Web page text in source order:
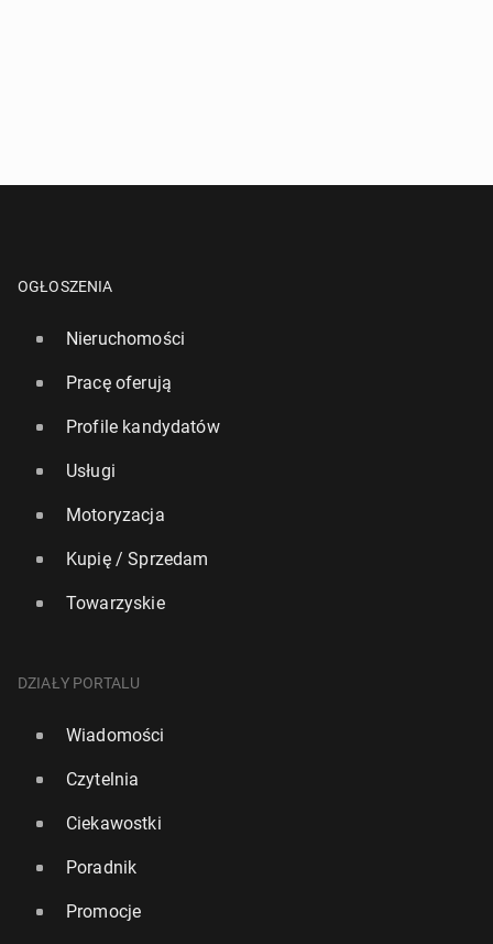
OGŁOSZENIA
Nieruchomości
Pracę oferują
Profile kandydatów
Usługi
Motoryzacja
Kupię / Sprzedam
Towarzyskie
DZIAŁY PORTALU
Wiadomości
Czytelnia
Ciekawostki
Poradnik
Promocje